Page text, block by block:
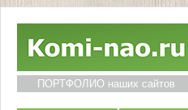
ПОРТФОЛИО наших сайтов